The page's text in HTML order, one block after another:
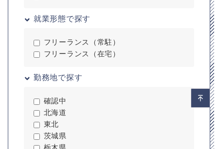
就業形態で探す
フリーランス（常駐）
フリーランス（在宅）
勤務地で探す
確認中
北海道
東北
茨城県
栃木県